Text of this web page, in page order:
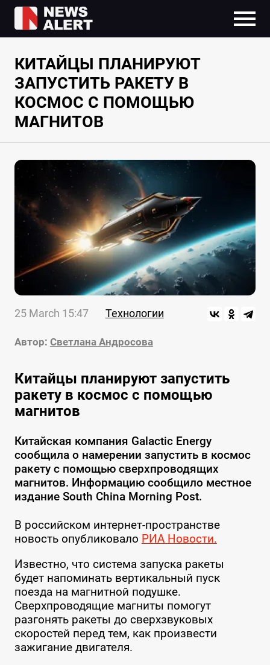
КИТАЙЦЫ ПЛАНИРУЮТ
ЗАПУСТИТЬ РАКЕТУ В
КОСМОС С ПОМОЩЬЮ
МАГНИТОВ
25 March 15:47 Технологии
Автор: Светлана Андросова
Китайцы планируют запустить
ракету в космос с помощью
магнитов
Китайская компания Galactic Energy
сообщила о намерении запустить в космос
ракету с помощью сверхпроводящих
магнитов. Информацию сообщило местное
издание South China Morning Post.
В российском интернет-пространстве
новость опубликовало РИА Новости.
Известно, что система запуска ракеты
будет напоминать вертикальный пуск
поезда на магнитной подушке.
Сверхпроводящие магниты помогут
разгонять ракеты до сверхзвуковых
скоростей перед тем, как произвести
зажигание двигателя.